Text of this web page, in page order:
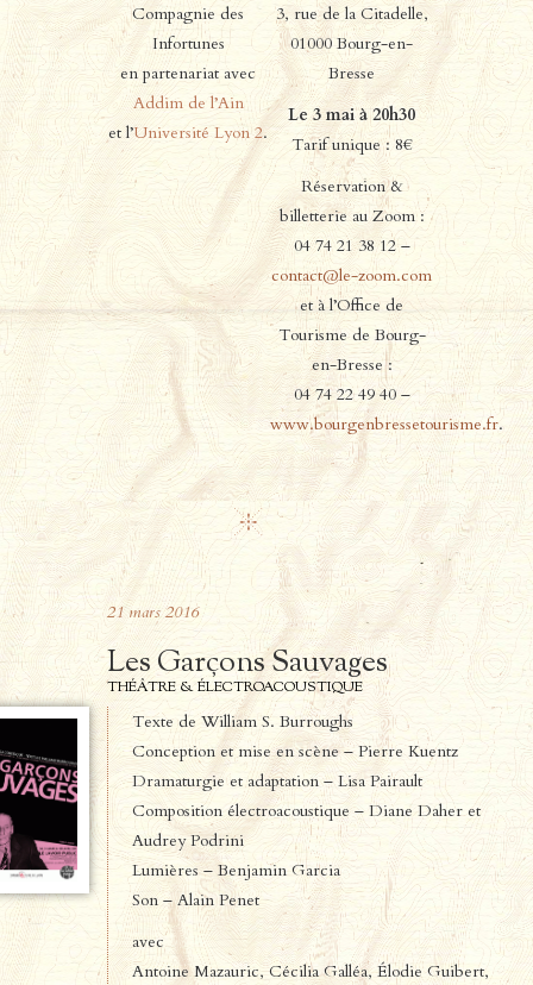
Compagnie des
Infortunes
en partenariat avec
Addim de l’Ain
et l’Université Lyon 2.
3, rue de la Citadelle,
01000 Bourg-en-
Bresse
Le 3 mai à 20h30
Tarif unique : 8€
Réservation &
billetterie au Zoom :
04 74 21 38 12 –
contact@le-zoom.com
et à l’Office de
Tourisme de Bourg-
en-Bresse :
04 74 22 49 40 –
www.bourgenbressetourisme.fr.
21 mars 2016
Les Garçons Sauvages
THÉÂTRE & ÉLECTROACOUSTIQUE
Texte de William S. Burroughs
Conception et mise en scène – Pierre Kuentz
Dramaturgie et adaptation – Lisa Pairault
Composition électroacoustique – Diane Daher et
Audrey Podrini
Lumières – Benjamin Garcia
Son – Alain Penet
avec
Antoine Mazauric, Cécilia Galléa, Élodie Guibert,